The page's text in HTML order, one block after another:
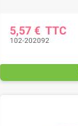
5,57 € TTC
102-202092